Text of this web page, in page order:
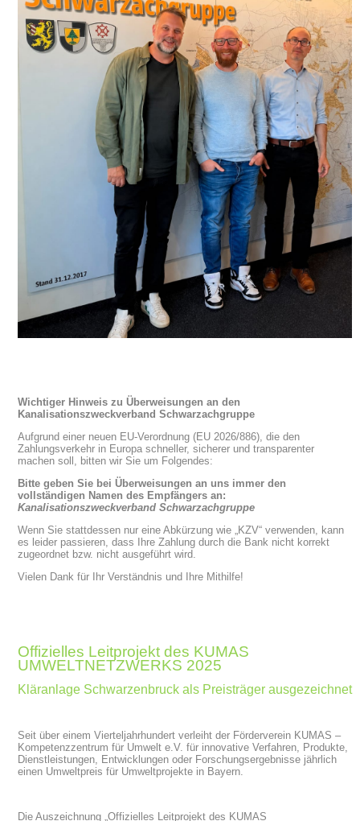
Wichtiger Hinweis zu Überweisungen an den
Kanalisationszweckverband Schwarzachgruppe
Aufgrund einer neuen EU-Verordnung (EU 2026/886), die den
Zahlungsverkehr in Europa schneller, sicherer und transparenter
machen soll, bitten wir Sie um Folgendes:
Bitte geben Sie bei Überweisungen an uns immer den
vollständigen Namen des Empfängers an:
Kanalisationszweckverband Schwarzachgruppe
Wenn Sie stattdessen nur eine Abkürzung wie „KZV“ verwenden, kann
es leider passieren, dass Ihre Zahlung durch die Bank nicht korrekt
zugeordnet bzw. nicht ausgeführt wird.
Vielen Dank für Ihr Verständnis und Ihre Mithilfe!
Offizielles Leitprojekt des KUMAS
UMWELTNETZWERKS 2025
Kläranlage Schwarzenbruck als Preisträger ausgezeichnet
Seit über einem Vierteljahrhundert verleiht der Förderverein KUMAS –
Kompetenzzentrum für Umwelt e.V. für innovative Verfahren, Produkte,
Dienstleistungen, Entwicklungen oder Forschungsergebnisse jährlich
einen Umweltpreis für Umweltprojekte in Bayern.
Die Auszeichnung „Offizielles Leitprojekt des KUMAS